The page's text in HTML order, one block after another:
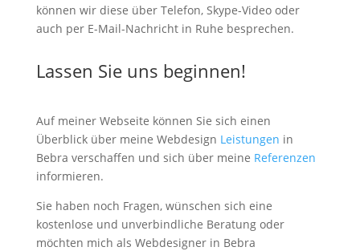
können wir diese über Telefon, Skype-Video oder
auch per E-Mail-Nachricht in Ruhe besprechen.
Lassen Sie uns beginnen!
Auf meiner Webseite können Sie sich einen
Überblick über meine Webdesign Leistungen in
Bebra verschaffen und sich über meine Referenzen
informieren.
Sie haben noch Fragen, wünschen sich eine
kostenlose und unverbindliche Beratung oder
möchten mich als Webdesigner in Bebra